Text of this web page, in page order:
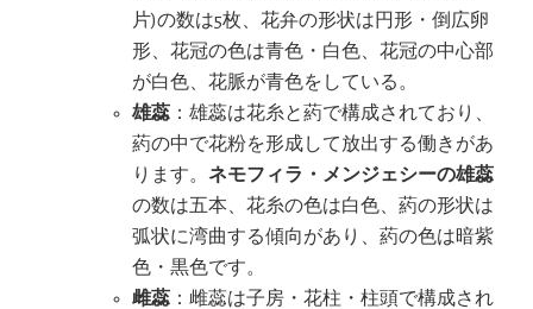
片)の数は5枚、花弁の形状は円形・倒広卵
形、花冠の色は青色・白色、花冠の中心部
が白色、花脈が青色をしている。
雄蕊 ：雄蕊は花糸と葯で構成されており、
葯の中で花粉を形成して放出する働きがあ
ります。ネモフィラ・メンジェシーの雄蕊
の数は五本、花糸の色は白色、葯の形状は
弧状に湾曲する傾向があり、葯の色は暗紫
色・黒色です。
雌蕊 ：雌蕊は子房・花柱・柱頭で構成され